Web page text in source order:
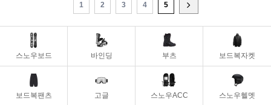
1 2 3 4 5
스노우보드 바인딩 부츠 보드복자켓
보드복팬츠 고글 스노우ACC 스노우헬멧